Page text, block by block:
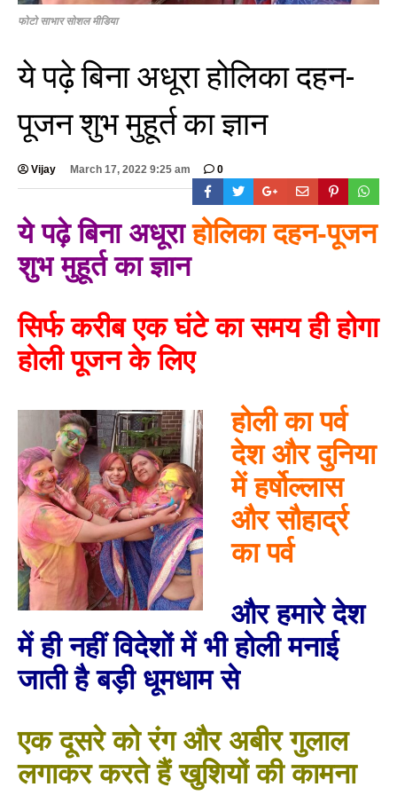
फोटो साभार सोशल मीडिया
ये पढ़े बिना अधूरा होलिका दहन-
पूजन शुभ मुहूर्त का ज्ञान
Vijay March 17, 2022 9:25 am 0
ये पढ़े बिना अधूरा होलिका दहन-पूजन
शुभ मुहूर्त का ज्ञान
सिर्फ करीब एक घंटे का समय ही होगा
होली पूजन के लिए
होली का पर्व
देश और दुनिया
में हर्षोल्लास
और सौहार्द्र
का पर्व
और हमारे देश
में ही नहीं विदेशों में भी होली मनाई
जाती है बड़ी धूमधाम से
एक दूसरे को रंग और अबीर गुलाल
लगाकर करते हैं खुशियों की कामना